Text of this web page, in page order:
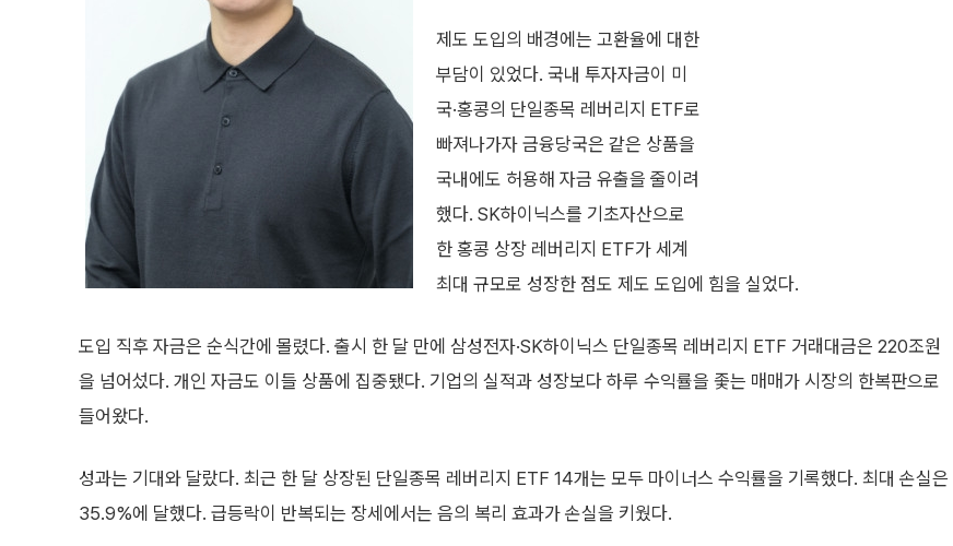
제도 도입의 배경에는 고환율에 대한
부담이 있었다. 국내 투자자금이 미
국·홍콩의 단일종목 레버리지 ETF로
빠져나가자 금융당국은 같은 상품을
국내에도 허용해 자금 유출을 줄이려
했다. SK하이닉스를 기초자산으로
한 홍콩 상장 레버리지 ETF가 세계
최대 규모로 성장한 점도 제도 도입에 힘을 실었다.
도입 직후 자금은 순식간에 몰렸다. 출시 한 달 만에 삼성전자·SK하이닉스 단일종목 레버리지 ETF 거래대금은 220조원
을 넘어섰다. 개인 자금도 이들 상품에 집중됐다. 기업의 실적과 성장보다 하루 수익률을 좇는 매매가 시장의 한복판으로
들어왔다.
성과는 기대와 달랐다. 최근 한 달 상장된 단일종목 레버리지 ETF 14개는 모두 마이너스 수익률을 기록했다. 최대 손실은
35.9%에 달했다. 급등락이 반복되는 장세에서는 음의 복리 효과가 손실을 키웠다.